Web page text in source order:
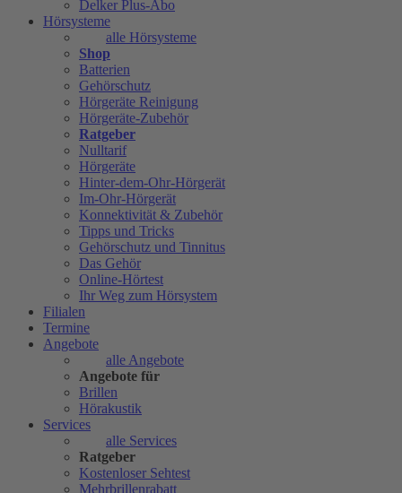
Delker Plus-Abo
Hörsysteme
alle Hörsysteme
Shop
Batterien
Gehörschutz
Hörgeräte Reinigung
Hörgeräte-Zubehör
Ratgeber
Nulltarif
Hörgeräte
Hinter-dem-Ohr-Hörgerät
Im-Ohr-Hörgerät
Konnektivität & Zubehör
Tipps und Tricks
Gehörschutz und Tinnitus
Das Gehör
Online-Hörtest
Ihr Weg zum Hörsystem
Filialen
Termine
Angebote
alle Angebote
Angebote für
Brillen
Hörakustik
Services
alle Services
Ratgeber
Kostenloser Sehtest
Mehrbrillenrabatt